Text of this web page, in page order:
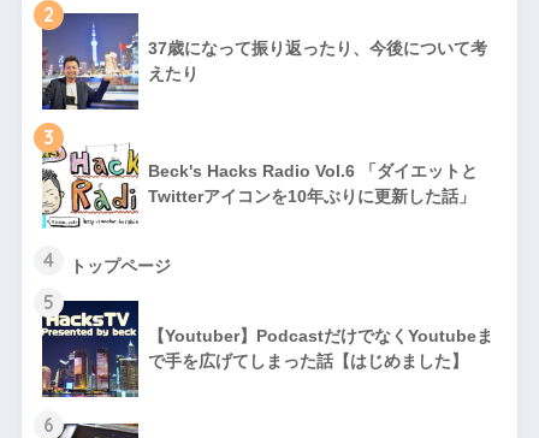
2
37歳になって振り返ったり、今後について考
えたり
3
Beck's Hacks Radio Vol.6 「ダイエットと
Twitterアイコンを10年ぶりに更新した話」
4 トップページ
5
【Youtuber】PodcastだけでなくYoutubeま
で手を広げてしまった話【はじめました】
6